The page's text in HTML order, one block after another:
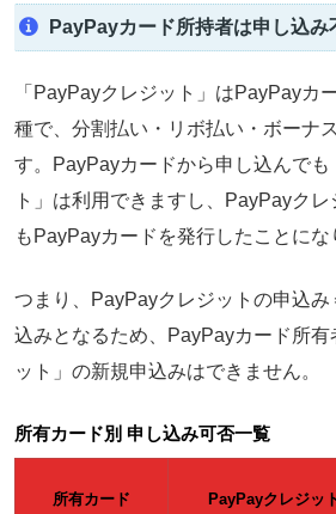
PayPayカード所持者は申し込み
「PayPayクレジット」はPayPayカ
種で、分割払い・リボ払い・ボーナ
す。PayPayカードから申し込んでも
ト」は利用できますし、PayPayク
もPayPayカードを発行したことにな
つまり、
PayPayクレジットの申込
込みとなるため、PayPayカード所
ット」の新規申込みはできません。
所有カード別 申し込み可否一覧
所有カード PayPayクレジッ